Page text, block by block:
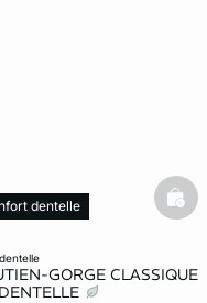
dentelle
GORGE CLASSIQUE
dentelle